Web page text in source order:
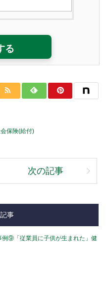
保険(給付)
次の記事
事
例⑨「従業員に子供が生まれた」健